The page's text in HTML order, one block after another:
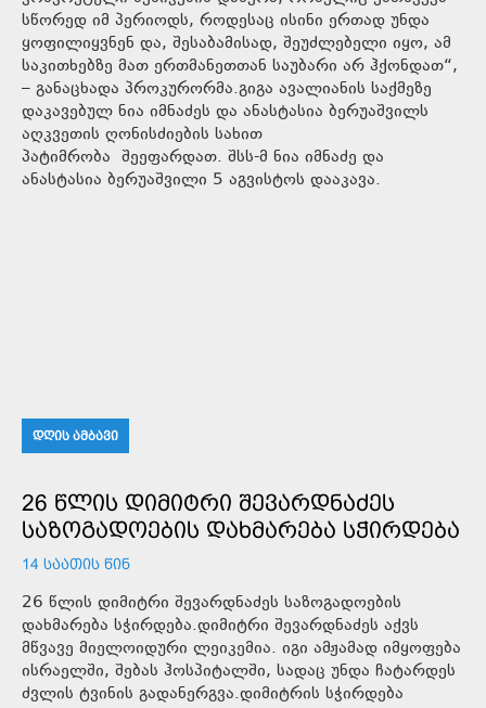
სწორედ იმ პერიოდს, როდესაც ისინი ერთად უნდა
ყოფილიყვნენ და, შესაბამისად, შეუძლებელი იყო, ამ
საკითხებზე მათ ერთმანეთთან საუბარი არ ჰქონდათ“,
– განაცხადა პროკურორმა.გიგა ავალიანის საქმეზე
დაკავებულ ნია იმნაძეს და ანასტასია ბერუაშვილს
აღკვეთის ღონისძიების სახით
პატიმრობა შეეფარდათ. შსს-მ ნია იმნაძე და
ანასტასია ბერუაშვილი 5 აგვისტოს დააკავა.
ᲓᲦᲘᲡ ᲐᲛᲑᲐᲕᲘ
26 ᲬᲚᲘᲡ ᲓᲘᲛᲘᲢᲠᲘ ᲨᲔᲕᲐᲠᲓᲜᲐᲫᲔᲡ
ᲡᲐᲖᲝᲒᲐᲓᲝᲔᲑᲘᲡ ᲓᲐᲮᲛᲐᲠᲔᲑᲐ ᲡᲭᲘᲠᲓᲔᲑᲐ
14 ᲡᲐᲐᲗᲘᲡ ᲬᲘᲜ
26 წლის დიმიტრი შევარდნაძეს საზოგადოების
დახმარება სჭირდება.დიმიტრი შევარდნაძეს აქვს
მწვავე მიელოიდური ლეიკემია. იგი ამჟამად იმყოფება
ისრაელში, შებას ჰოსპიტალში, სადაც უნდა ჩატარდეს
ძვლის ტვინის გადანერგვა.დიმიტრის სჭირდება